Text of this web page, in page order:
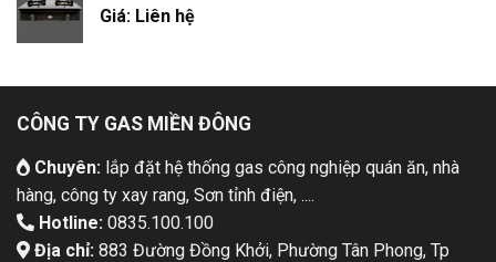
Giá: Liên hệ
CÔNG TY GAS MIỀN ĐÔNG
Chuyên:lắp đặt hệ thống gas công nghiệp quán ăn, nhà
hàng, công ty xay rang, Sơn tỉnh điện, ....
Hotline: 0835.100.100
Địa chỉ:883 Đường Đồng Khởi, Phường Tân Phong, Tp